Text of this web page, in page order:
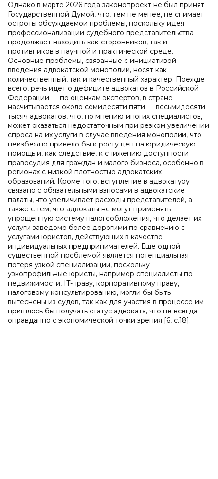
Однако в марте 2026 года законопроект не был принят
Государственной Думой, что, тем не менее, не снимает
остроты обсуждаемой проблемы, поскольку идея
профессионализации судебного представительства
продолжает находить как сторонников, так и
противников в научной и практической среде.
Основные проблемы, связанные с инициативой
введения адвокатской монополии, носят как
количественный, так и качественный характер. Прежде
всего, речь идет о дефиците адвокатов в Российской
Федерации — по оценкам экспертов, в стране
насчитывается около семидесяти пяти — восьмидесяти
тысяч адвокатов, что, по мнению многих специалистов,
может оказаться недостаточным при резком увеличении
спроса на их услуги в случае введения монополии, что
неизбежно привело бы к росту цен на юридическую
помощь и, как следствие, к снижению доступности
правосудия для граждан и малого бизнеса, особенно в
регионах с низкой плотностью адвокатских
образований. Кроме того, вступление в адвокатуру
связано с обязательными взносами в адвокатские
палаты, что увеличивает расходы представителей, а
также с тем, что адвокаты не могут применять
упрощенную систему налогообложения, что делает их
услуги заведомо более дорогими по сравнению с
услугами юристов, действующих в качестве
индивидуальных предпринимателей. Еще одной
существенной проблемой является потенциальная
потеря узкой специализации, поскольку
узкопрофильные юристы, например специалисты по
недвижимости, IT-праву, корпоративному праву,
налоговому консультированию, могли бы быть
вытеснены из судов, так как для участия в процессе им
пришлось бы получать статус адвоката, что не всегда
оправданно с экономической точки зрения [6, c.18].